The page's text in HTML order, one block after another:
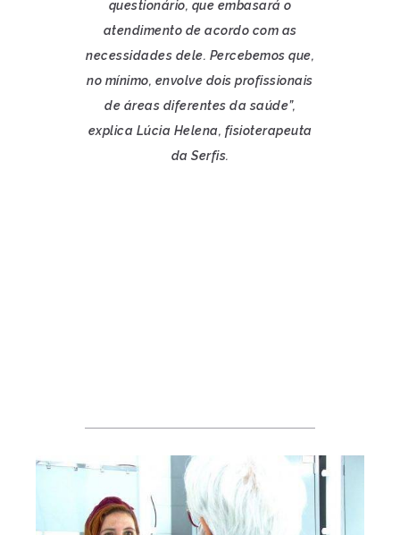
questionário, que embasará o
atendimento de acordo com as
necessidades dele. Percebemos que,
no mínimo, envolve dois profissionais
de áreas diferentes da saúde”,
explica Lúcia Helena, fisioterapeuta
da Serfis.